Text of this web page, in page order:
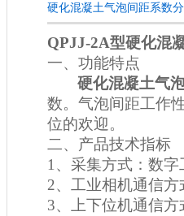
硬化混凝土气泡间距系数
QPJJ-2A型硬化混
一、功能特点
硬化混凝土气
数。气泡间距工作
位的欢迎。
二、产品技术指标
1、 采集方式：数字
2、工业相机通信
3、上下位机通信方